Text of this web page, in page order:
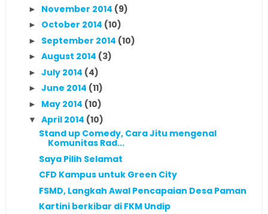
► November 2014 (9)
► October 2014 (10)
► September 2014 (10)
► August 2014 (3)
► July 2014 (4)
► June 2014 (11)
► May 2014 (10)
▼ April 2014 (10)
Stand up Comedy, Cara Jitu mengenal
Komunitas Rad...
Saya Pilih Selamat
CFD Kampus untuk Green City
FSMD, Langkah Awal Pencapaian Desa Paman
Kartini berkibar di FKM Undip